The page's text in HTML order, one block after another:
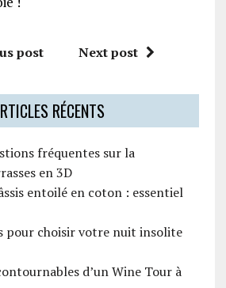
post Next post
RÉCENTS
fréquentes sur la
en 3D
entoilé en coton : essentiel
pour choisir votre nuit insolite
d’un Wine Tour à